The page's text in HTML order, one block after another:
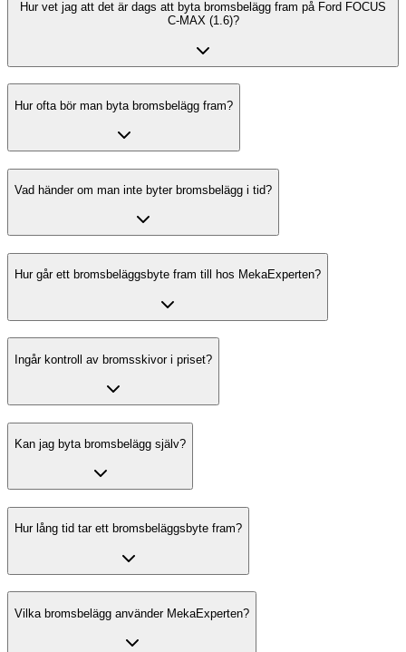
Hur vet jag att det är dags att byta bromsbelägg fram på Ford FOCUS
C-MAX (1.6)?
Hur ofta bör man byta bromsbelägg fram?
Vad händer om man inte byter bromsbelägg i tid?
Hur går ett bromsbeläggsbyte fram till hos MekaExperten?
Ingår kontroll av bromsskivor i priset?
Kan jag byta bromsbelägg själv?
Hur lång tid tar ett bromsbeläggsbyte fram?
Vilka bromsbelägg använder MekaExperten?